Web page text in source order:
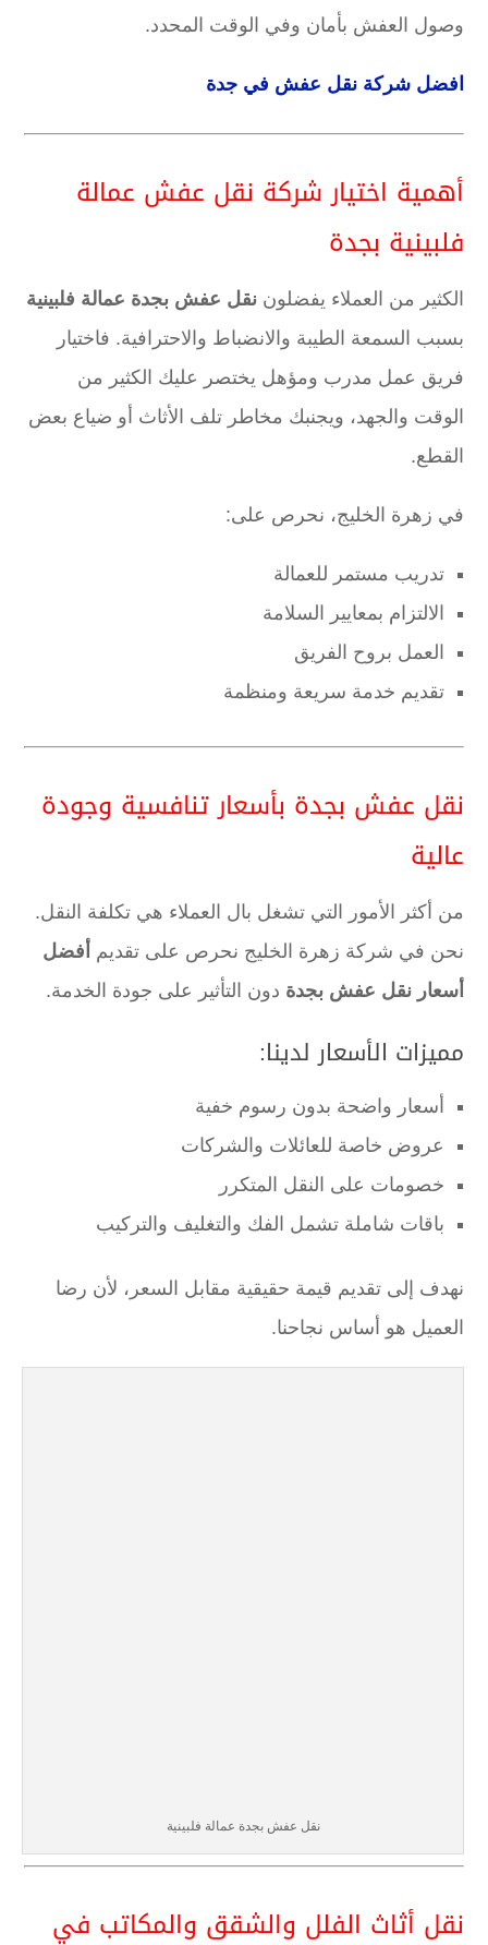
وصول العفش بأمان وفي الوقت المحدد.
افضل شركة نقل عفش في جدة
أهمية اختيار شركة نقل عفش عمالة
فلبينية بجدة
الكثير من العملاء يفضلون نقل عفش بجدة عمالة فلبينية
بسبب السمعة الطيبة والانضباط والاحترافية. فاختيار
فريق عمل مدرب ومؤهل يختصر عليك الكثير من
الوقت والجهد، ويجنبك مخاطر تلف الأثاث أو ضياع بعض
القطع.
في زهرة الخليج، نحرص على:
تدريب مستمر للعمالة
الالتزام بمعايير السلامة
العمل بروح الفريق
تقديم خدمة سريعة ومنظمة
نقل عفش بجدة بأسعار تنافسية وجودة
عالية
من أكثر الأمور التي تشغل بال العملاء هي تكلفة النقل.
نحن في شركة زهرة الخليج نحرص على تقديم أفضل
أسعار نقل عفش بجدة دون التأثير على جودة الخدمة.
مميزات الأسعار لدينا:
أسعار واضحة بدون رسوم خفية
عروض خاصة للعائلات والشركات
خصومات على النقل المتكرر
باقات شاملة تشمل الفك والتغليف والتركيب
نهدف إلى تقديم قيمة حقيقية مقابل السعر، لأن رضا
العميل هو أساس نجاحنا.
نقل عفش بجدة عمالة فلبينية
نقل أثاث الفلل والشقق والمكاتب في